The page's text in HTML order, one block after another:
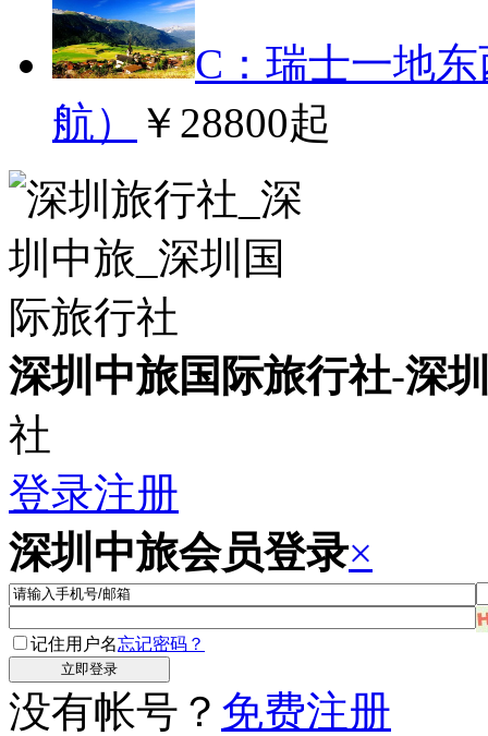
C：瑞士一地
航）
￥28800起
深圳中旅国际旅行社-深
社
登录注册
深圳中旅会员登录×
记住用户名忘记密码？
没有帐号？ 免费注册